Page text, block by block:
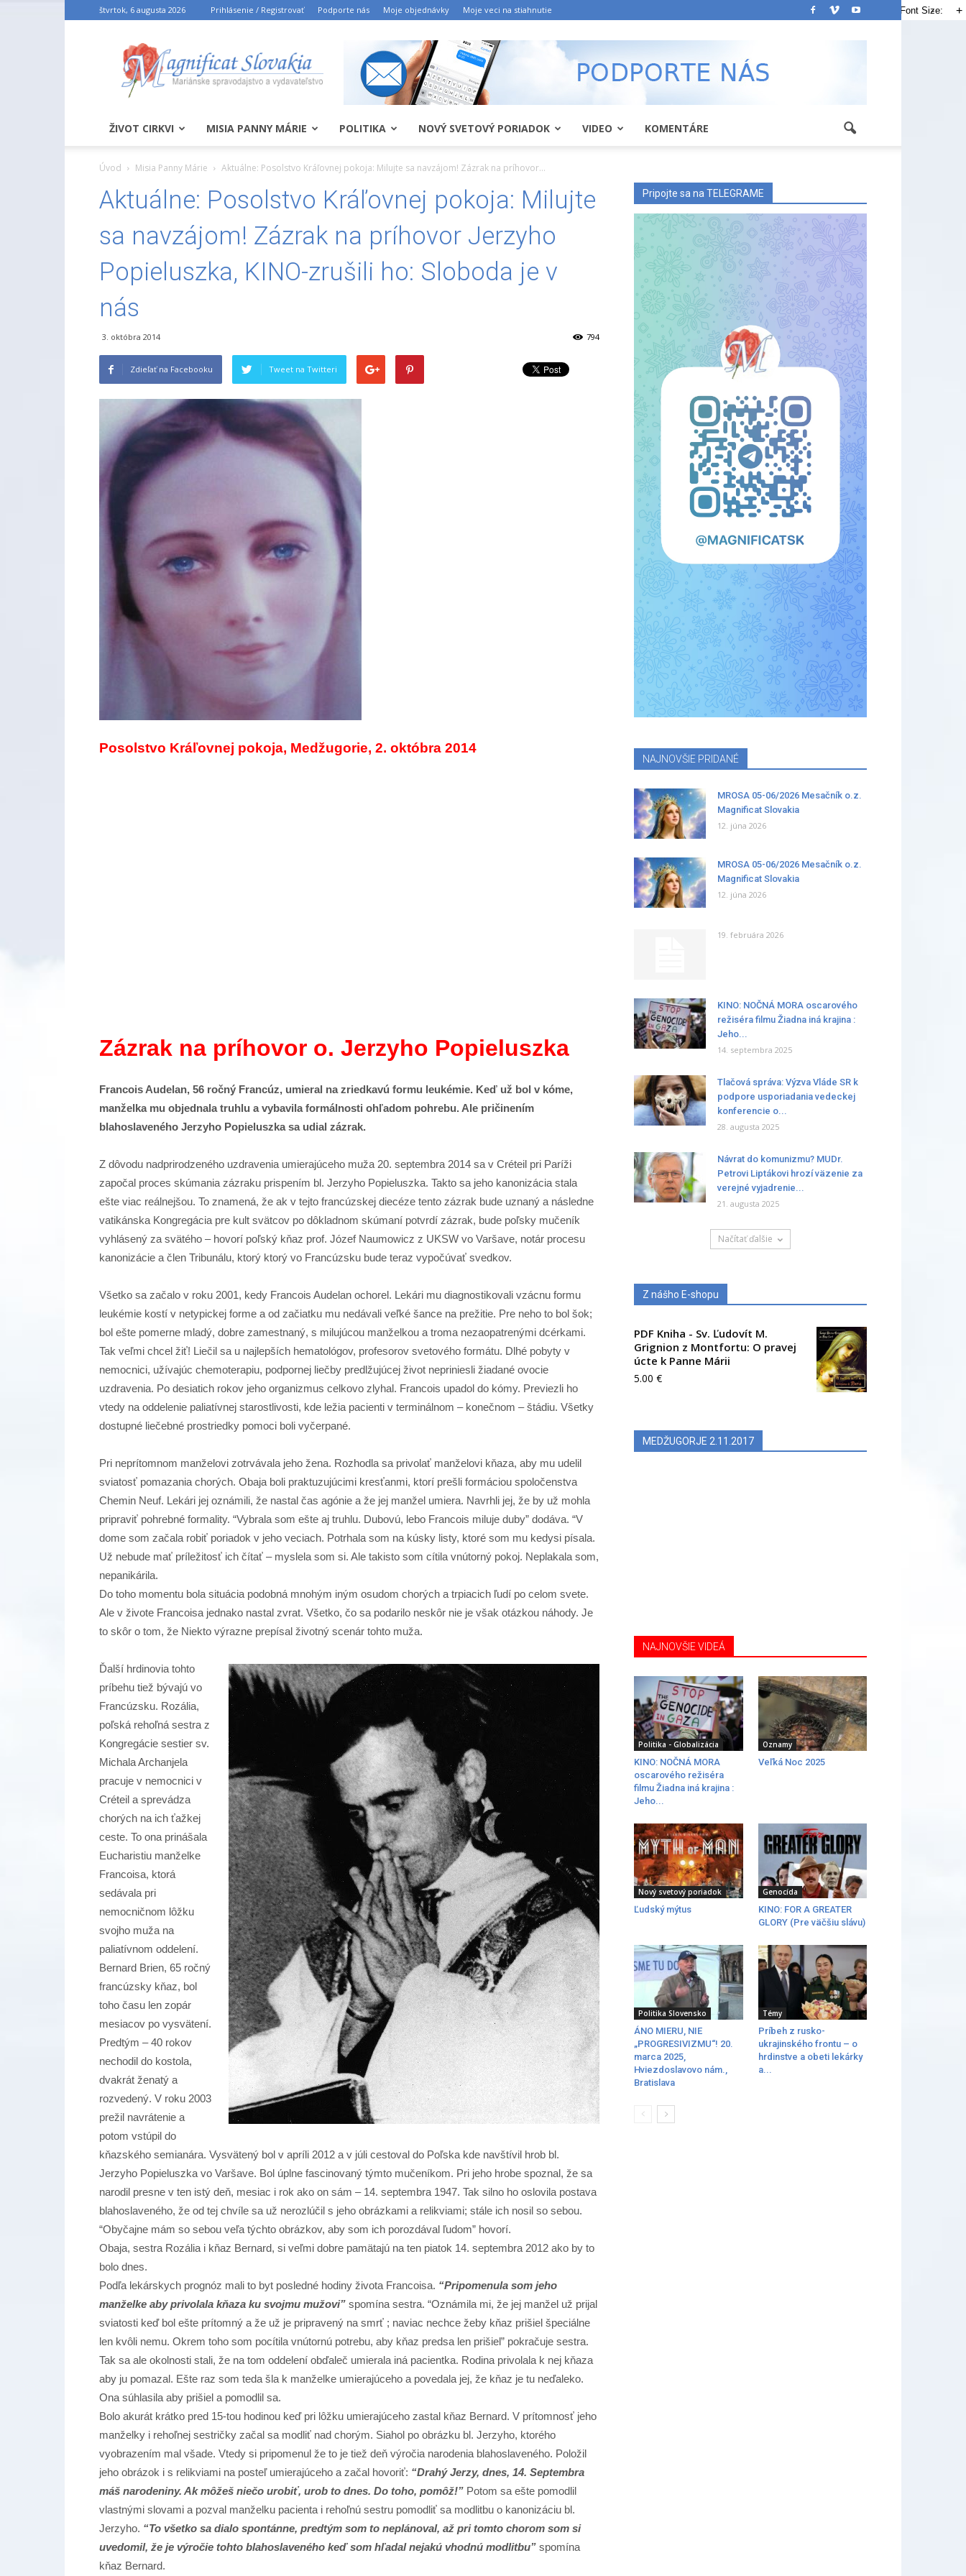
štvrtok, 6 augusta 2026 Prihlásenie / Registrovať Podporte nás Moje objednávky Moje veci na stiahnutie
ŽIVOT CIRKVI MISIA PANNY MÁRIE POLITIKA NOVÝ SVETOVÝ PORIADOK VIDEO KOMENTÁRE
Úvod Misia Panny Márie Aktuálne: Posolstvo Kráľovnej pokoja: Milujte sa navzájom! Zázrak na príhovor...
Aktuálne: Posolstvo Kráľovnej pokoja: Milujte
sa navzájom! Zázrak na príhovor Jerzyho
Popieluszka, KINO-zrušili ho: Sloboda je v
nás
3. októbra 2014 794
Zdieľať na Facebooku Tweet na Twitteri
Posolstvo Kráľovnej pokoja, Medžugorie, 2. októbra 2014
Zázrak na príhovor o. Jerzyho Popieluszka
Francois Audelan, 56 ročný Francúz, umieral na zriedkavú formu leukémie. Keď už bol v kóme,
manželka mu objednala truhlu a vybavila formálnosti ohľadom pohrebu. Ale pričinením
blahoslaveného Jerzyho Popieluszka sa udial zázrak.
Z dôvodu nadprirodzeného uzdravenia umierajúceho muža 20. septembra 2014 sa v Créteil pri Paríži
započal proces skúmania zázraku prispením bl. Jerzyho Popieluszka. Takto sa jeho kanonizácia stala
ešte viac reálnejšou. To znamená, že ak v tejto francúzskej diecéze tento zázrak bude uznaný a následne
vatikánska Kongregácia pre kult svätcov po dôkladnom skúmaní potvrdí zázrak, bude poľsky mučeník
vyhlásený za svätého – hovorí poľský kňaz prof. Józef Naumowicz z UKSW vo Varšave, notár procesu
kanonizácie a člen Tribunálu, ktorý ktorý vo Francúzsku bude teraz vypočúvať svedkov.
Všetko sa začalo v roku 2001, kedy Francois Audelan ochorel. Lekári mu diagnostikovali vzácnu formu
leukémie kostí v netypickej forme a od začiatku mu nedávali veľké šance na prežitie. Pre neho to bol šok;
bol ešte pomerne mladý, dobre zamestnaný, s milujúcou manželkou a troma nezaopatrenými dcérkami.
Tak veľmi chcel žiť! Liečil sa u najlepších hematológov, profesorov svetového formátu. Dlhé pobyty v
nemocnici, užívajúc chemoterapiu, podpornej liečby predlžujúcej život nepriniesli žiadané ovocie
uzdravenia. Po desiatich rokov jeho organizmus celkovo zlyhal. Francois upadol do kómy. Previezli ho
vtedy na oddelenie paliatívnej starostlivosti, kde ležia pacienti v terminálnom – konečnom – štádiu. Všetky
dostupné liečebné prostriedky pomoci boli vyčerpané.
Pri neprítomnom manželovi zotrvávala jeho žena. Rozhodla sa privolať manželovi kňaza, aby mu udelil
sviatosť pomazania chorých. Obaja boli praktuzujúcimi kresťanmi, ktorí prešli formáciou spoločenstva
Chemin Neuf. Lekári jej oznámili, že nastal čas agónie a že jej manžel umiera. Navrhli jej, že by už mohla
pripraviť pohrebné formality. “Vybrala som ešte aj truhlu. Dubovú, lebo Francois miluje duby” dodáva. “V
dome som začala robiť poriadok v jeho veciach. Potrhala som na kúsky listy, ktoré som mu kedysi písala.
Už nebude mať príležitosť ich čítať – myslela som si. Ale takisto som cítila vnútorný pokoj. Neplakala som,
nepanikárila.
Do toho momentu bola situácia podobná mnohým iným osudom chorých a trpiacich ľudí po celom svete.
Ale v živote Francoisa jednako nastal zvrat. Všetko, čo sa podarilo neskôr nie je však otázkou náhody. Je
to skôr o tom, že Niekto výrazne prepísal životný scenár tohto muža.
Ďalší hrdinovia tohto
príbehu tiež bývajú vo
Francúzsku. Rozália,
poľská rehoľná sestra z
Kongregácie sestier sv.
Michala Archanjela
pracuje v nemocnici v
Créteil a sprevádza
chorých na ich ťažkej
ceste. To ona prinášala
Eucharistiu manželke
Francoisa, ktorá
sedávala pri
nemocničnom lôžku
svojho muža na
paliatívnom oddelení.
Bernard Brien, 65 ročný
francúzsky kňaz, bol
toho času len zopár
mesiacov po vysvätení.
Predtým – 40 rokov
nechodil do kostola,
dvakrát ženatý a
rozvedený. V roku 2003
prežil navrátenie a
potom vstúpil do
kňazského semianára. Vysvätený bol v apríli 2012 a v júli cestoval do Poľska kde navštívil hrob bl.
Jerzyho Popieluszka vo Varšave. Bol úplne fascinovaný týmto mučeníkom. Pri jeho hrobe spoznal, že sa
narodil presne v ten istý deň, mesiac i rok ako on sám – 14. septembra 1947. Tak silno ho oslovila postava
blahoslaveného, že od tej chvíle sa už nerozlúčil s jeho obrázkami a relikviami; stále ich nosil so sebou.
“Obyčajne mám so sebou veľa týchto obrázkov, aby som ich porozdával ľudom” hovorí.
Obaja, sestra Rozália i kňaz Bernard, si veľmi dobre pamätajú na ten piatok 14. septembra 2012 ako by to
bolo dnes.
Podľa lekárskych prognóz mali to byt posledné hodiny života Francoisa. “Pripomenula som jeho
manželke aby privolala kňaza ku svojmu mužovi” spomína sestra. “Oznámila mi, že jej manžel už prijal
sviatosti keď bol ešte prítomný a že už je pripravený na smrť ; naviac nechce žeby kňaz prišiel špeciálne
len kvôli nemu. Okrem toho som pocítila vnútornú potrebu, aby kňaz predsa len prišiel” pokračuje sestra.
Tak sa ale okolnosti stali, že na tom oddelení obďaleč umierala iná pacientka. Rodina privolala k nej kňaza
aby ju pomazal. Ešte raz som teda šla k manželke umierajúceho a povedala jej, že kňaz je tu neďaleko.
Ona súhlasila aby prišiel a pomodlil sa.
Bolo akurát krátko pred 15-tou hodinou keď pri lôžku umierajúceho zastal kňaz Bernard. V prítomnosť jeho
manželky i rehoľnej sestričky začal sa modliť nad chorým. Siahol po obrázku bl. Jerzyho, ktorého
vyobrazením mal všade. Vtedy si pripomenul že to je tiež deň výročia narodenia blahoslaveného. Položil
jeho obrázok i s relikviami na posteľ umierajúceho a začal hovoriť: “Drahý Jerzy, dnes, 14. Septembra
máš narodeniny. Ak môžeš niečo urobiť, urob to dnes. Do toho, pomôž!” Potom sa ešte pomodlil
vlastnými slovami a pozval manželku pacienta i rehoľnú sestru pomodliť sa modlitbu o kanonizáciu bl.
Jerzyho. “To všetko sa dialo spontánne, predtým som to neplánoval, až pri tomto chorom som si
uvedomil, že je výročie tohto blahoslaveného keď som hľadal nejakú vhodnú modlitbu” spomína
kňaz Bernard.
Pripojte sa na TELEGRAME
NAJNOVŠIE PRIDANÉ
MROSA 05-06/2026 Mesačník o.z.
Magnificat Slovakia
12. júna 2026
MROSA 05-06/2026 Mesačník o.z.
Magnificat Slovakia
12. júna 2026
19. februára 2026
KINO: NOČNÁ MORA oscarového
režiséra filmu Žiadna iná krajina :
Jeho...
14. septembra 2025
Tlačová správa: Výzva Vláde SR k
podpore usporiadania vedeckej
konferencie o...
28. augusta 2025
Návrat do komunizmu? MUDr.
Petrovi Liptákovi hrozí väzenie za
verejné vyjadrenie...
21. augusta 2025
Načítať ďalšie
Z nášho E-shopu
PDF Kniha - Sv. Ľudovít M.
Grignion z Montfortu: O pravej
úcte k Panne Márii
5.00 €
MEDŽUGORJE 2.11.2017
NAJNOVŠIE VIDEÁ
Politika - Globalizácia
KINO: NOČNÁ MORA
oscarového režiséra
filmu Žiadna iná krajina :
Jeho...
Oznamy
Veľká Noc 2025
Nový svetový poriadok
Ľudský mýtus
Genocída
KINO: FOR A GREATER
GLORY (Pre väčšiu slávu)
Politika Slovensko
ÁNO MIERU, NIE
„PROGRESIVIZMU“! 20.
marca 2025,
Hviezdoslavovo nám.,
Bratislava
Témy
Príbeh z rusko-
ukrajinského frontu – o
hrdinstve a obeti lekárky
a...
Font Size:
- +